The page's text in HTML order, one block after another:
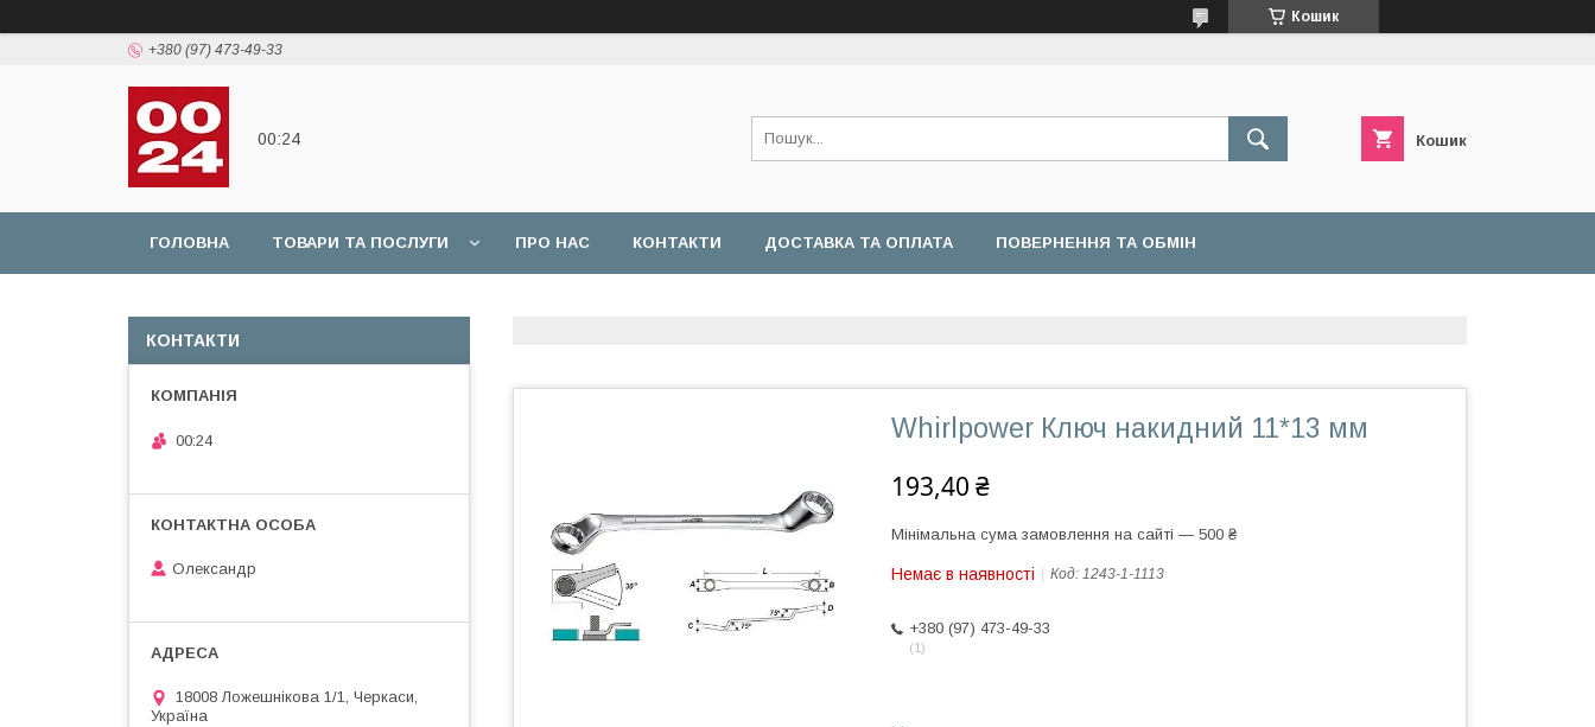
Кошик
+380 (97) 473-49-33
00:24 Кошик
ГОЛОВНА ТОВАРИ ТА ПОСЛУГИ ПРО НАС КОНТАКТИ ДОСТАВКА ТА ОПЛАТА ПОВЕРНЕННЯ ТА ОБМІН
Whirlpower Ключ накидний 11*13 мм
193,40 ₴
Мінімальна сума замовлення на сайті — 500 ₴
Немає в наявності Код: 1243-1-1113
+380 (97) 473-49-33
1
КОНТАКТИ
00:24
Олександр
18008 Ложешнікова 1/1, Черкаси,
Україна